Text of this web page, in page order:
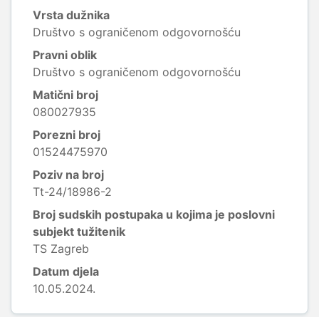
Vrsta dužnika
Društvo s ograničenom odgovornošću
Pravni oblik
Društvo s ograničenom odgovornošću
Matični broj
080027935
Porezni broj
01524475970
Poziv na broj
Tt-24/18986-2
Broj sudskih postupaka u kojima je poslovni
subjekt tužitenik
TS Zagreb
Datum djela
10.05.2024.